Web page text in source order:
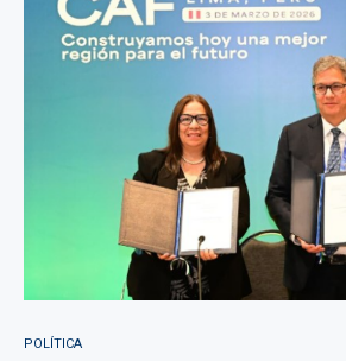
POLÍTICA